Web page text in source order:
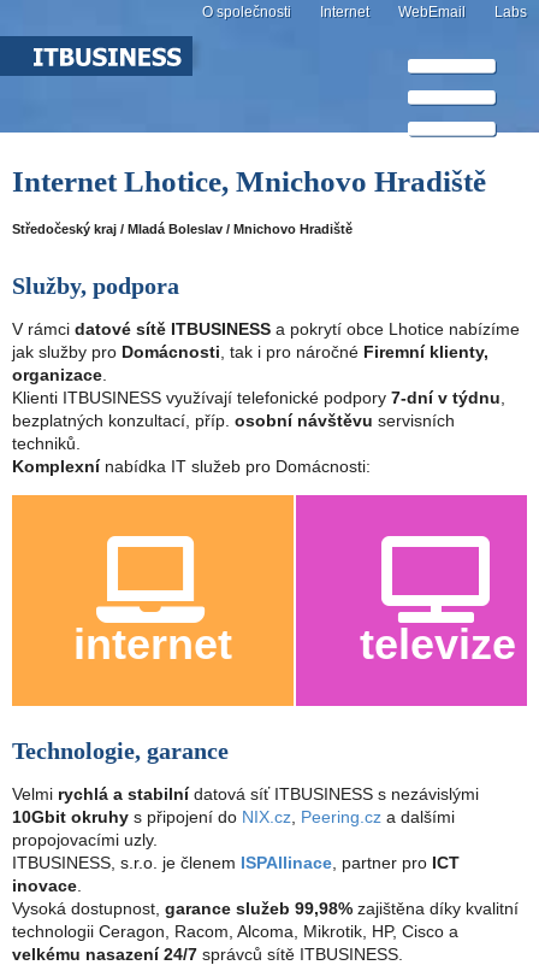
O společnosti Internet WebEmail Labs
Internet Lhotice, Mnichovo Hradiště
Středočeský kraj / Mladá Boleslav / Mnichovo Hradiště
Služby, podpora
V rámci datové sítě ITBUSINESS a pokrytí obce Lhotice nabízíme
jak služby pro Domácnosti , tak i pro náročné Firemní klienty,
organizace
Klienti ITBUSINESS využívají telefonické podpory 7-dní v týdnu
bezplatných konzultací, příp. osobní návštěvu servisních
techniků.
Komplexnínabídka IT služeb pro Domácnosti:
internet televize
Technologie, garance
Velmi rychlá a stabilnídatová síť ITBUSINESS s nezávislými
10Gbit okruhy s připojení do NIX.cz, Peering.cz a dalšími
propojovacími uzly.
ITBUSINESS, s.r.o. je členem ISPAllinace, partner pro ICT
inovace.
Vysoká dostupnost, garance služeb 99,98% zajištěna díky kvalitní
technologii Ceragon, Racom, Alcoma, Mikrotik, HP, Cisco a
velkému nasazení 24/7 správců sítě ITBUSINESS.